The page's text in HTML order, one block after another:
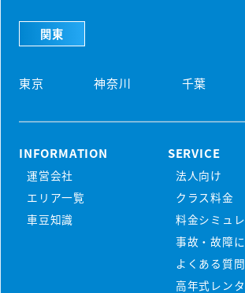
初めての方
マンスリーレンタカーとは
プラン・料金
関東
東京 神奈川 千葉
INFORMATION
運営会社
エリア一覧
車豆知識
SERVICE
法人向け
クラス料金
料金シミュ
事故・故障
よくある質問
高年式レン